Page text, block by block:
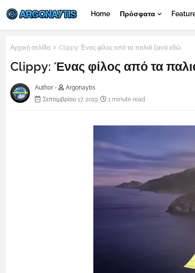
Home Πρόσφατα
Αρχική σελίδα Clippy: Ένας φίλος από τα παλιά ξανά εδώ
Clippy: Ένας φίλος από τα
Author -
Argonaytis
Σεπτεμβρίου 17, 2019
1 minute read